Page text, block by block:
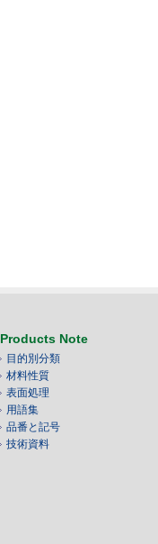
Products Note
目的別分類
材料性質
表面処理
用語集
品番と記号
技術資料